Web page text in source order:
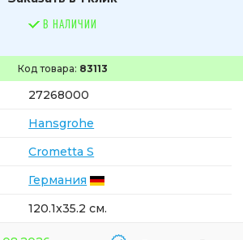
Код товара: 83113
27268000
Hansgrohe
Crometta S
Германия
120.1x35.2 см.
В НАЛИЧИИ